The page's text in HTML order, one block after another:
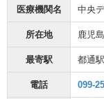
医療機関名 中央
所在地 鹿児
最寄駅 都通駅
電話 099-